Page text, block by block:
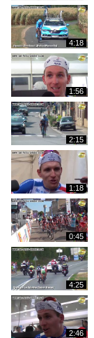
4:18
1:56
2:15
1:18
0:45
4:25
2:46